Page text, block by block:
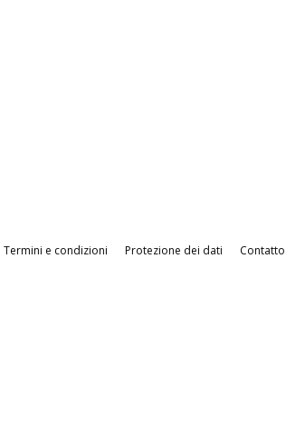
Termini e condizioni Protezione dei dati Contatto